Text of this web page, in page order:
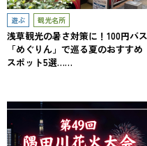
遊ぶ 観光名所
浅草観光の暑さ対策に！100円バス
「めぐりん」で巡る夏のおすすめ
スポット5選……